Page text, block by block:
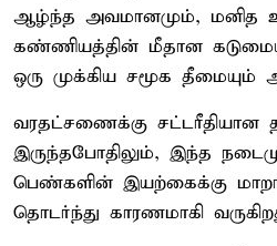
ஆழ்ந்த அவமானமும், மனித
கண்ணியத்தின் மீதான
ஒரு முக்கிய சமூக தீமையும்
வரதட்சணைக்கு சட்டரீதியான
இருந்தபோதிலும், இந்த
பெண்களின் இயற்கைக்கு
தொடர்ந்து காரணமாகி